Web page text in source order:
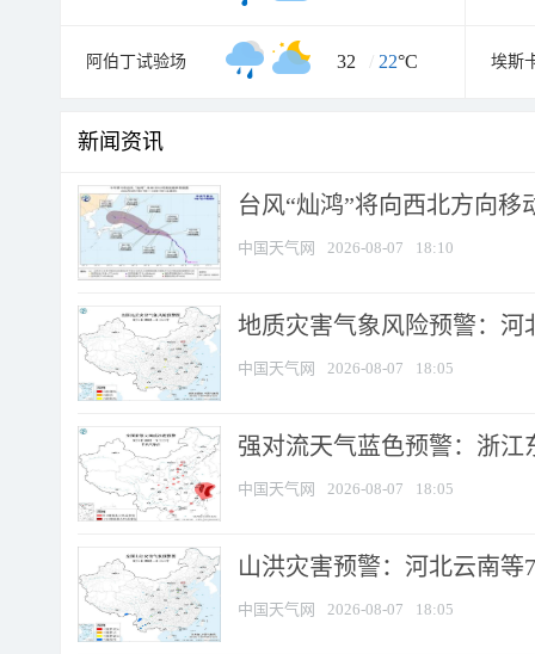
阿伯丁试验场 32 / 22°C 埃斯
新闻资讯
台风“灿鸿”将向西北方向移
中国天气网 2026-08-07 18:10
地质灾害气象风险预警：河
中国天气网 2026-08-07 18:05
强对流天气蓝色预警：浙江
中国天气网 2026-08-07 18:05
山洪灾害预警：河北云南
中国天气网 2026-08-07 18:05